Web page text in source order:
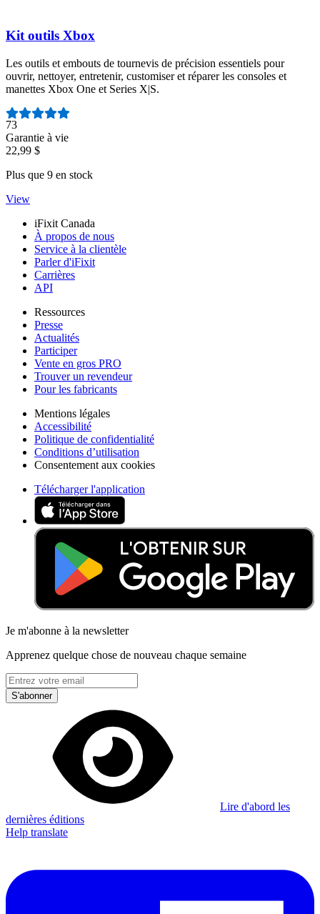
Kit outils Xbox
Les outils et embouts de tournevis de précision essentiels pour
ouvrir, nettoyer, entretenir, customiser et réparer les consoles et
manettes Xbox One et Series X|S.
Nombre d'avis :
73
Garantie à vie
22,99 $
Plus que 9 en stock
View
iFixit Canada
À propos de nous
Service à la clientèle
Parler d'iFixit
Carrières
API
Ressources
Presse
Actualités
Participer
Vente en gros PRO
Trouver un revendeur
Pour les fabricants
Mentions légales
Accessibilité
Politique de confidentialité
Conditions d’utilisation
Consentement aux cookies
Télécharger l'application
Je m'abonne à la newsletter
Apprenez quelque chose de nouveau chaque semaine
S'abonner
Lire d'abord les
dernières éditions
Help translate